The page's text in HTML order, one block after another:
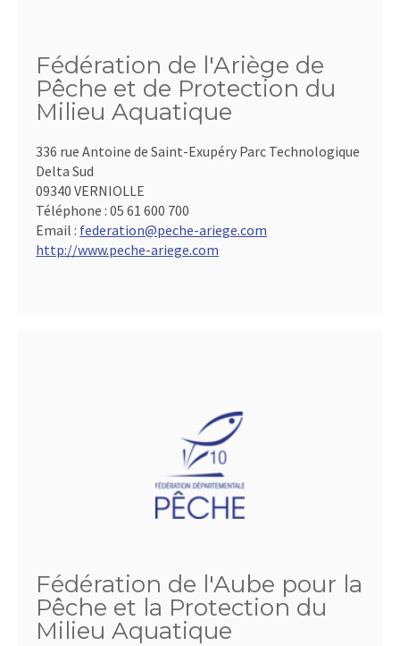
Fédération de l'Ariège de
Pêche et de Protection du
Milieu Aquatique
336 rue Antoine de Saint-Exupéry Parc Technologique
Delta Sud
09340 VERNIOLLE
Téléphone : 05 61 600 700
Email : federation@peche-ariege.com
http://www.peche-ariege.com
Fédération de l'Aube pour la
Pêche et la Protection du
Milieu Aquatique